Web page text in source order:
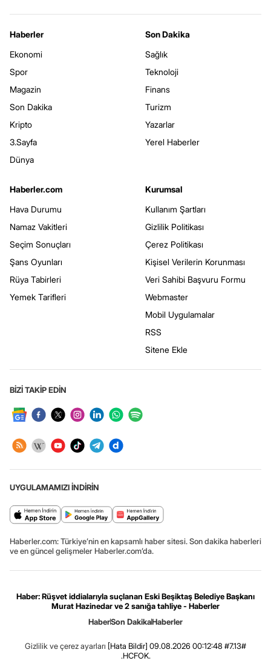
Haberler
Ekonomi
Spor
Magazin
Son Dakika
Kripto
3.Sayfa
Dünya
Son Dakika
Sağlık
Teknoloji
Finans
Turizm
Yazarlar
Yerel Haberler
Haberler.com
Hava Durumu
Namaz Vakitleri
Seçim Sonuçları
Şans Oyunları
Rüya Tabirleri
Yemek Tarifleri
Kurumsal
Kullanım Şartları
Gizlilik Politikası
Çerez Politikası
Kişisel Verilerin Korunması
Veri Sahibi Başvuru Formu
Webmaster
Mobil Uygulamalar
RSS
Sitene Ekle
BİZİ TAKİP EDİN
UYGULAMAMIZI İNDİRİN
Haberler.com: Türkiye’nin en kapsamlı haber sitesi. Son dakika haberleri
ve en güncel gelişmeler Haberler.com’da.
Haber: Rüşvet iddialarıyla suçlanan Eski Beşiktaş Belediye Başkanı
Murat Hazinedar ve 2 sanığa tahliye - Haberler
HaberSon DakikaHaberler
Gizlilik ve çerez ayarları [Hata Bildir] 09.08.2026 00:12:48 #7.13#
.HCFOK.